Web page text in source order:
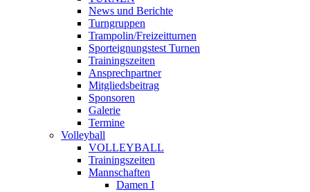
News und Berichte
Turngruppen
Trampolin/Freizeitturnen
Sporteignungstest Turnen
Trainingszeiten
Ansprechpartner
Mitgliedsbeitrag
Sponsoren
Galerie
Termine
Volleyball
VOLLEYBALL
Trainingszeiten
Mannschaften
Damen I